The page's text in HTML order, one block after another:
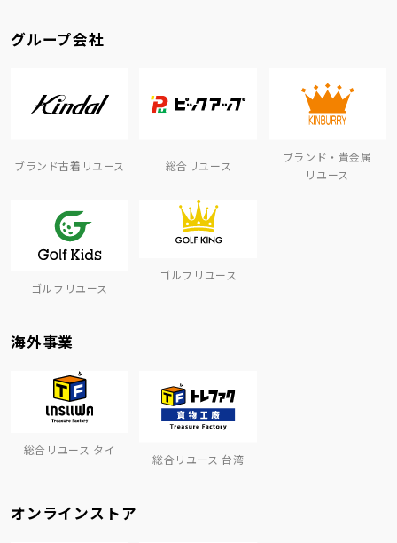
グループ会社
ブランド古着リユース 総合リユース
ブランド・貴金属
リユース
ゴルフリユース
ゴルフリユース
海外事業
総合リユース タイ
総合リユース 台湾
オンラインストア